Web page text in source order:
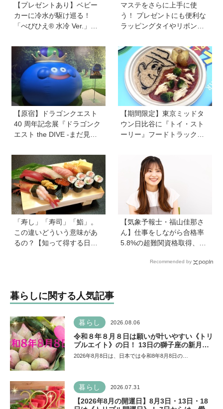
【プレゼントあり】ベビー
カーに冷水が駆け巡る！
「べびひえ® 水冷 Ver.」で
かけをサポート
マステをさらに上手に使
う！ プレゼントにも便利な
ラッピングタイやリボンが
スパレード／シヤチハタ】
【原宿】ドラゴンクエスト
40 周年記念展『ドラゴンク
エスト the DIVE -まだ見ぬ
カドに登場！ VR体験からコ
ラボグルメ、限定グッズま
で親子で楽しめる注目イベ
ント
【期間限定】東京ミッドタ
ウン日比谷に『トイ・スト
ーリー』フードトラックが
ろをチェックしてきました
「寿し」「寿司」「鮨」。
この違いどういう意味があ
るの？【知って得する日本
【気象予報士・福山佳那さ
ん】仕事をしながら合格率
5.8%の超難関資格取得、さ
できる場所」をつくってく
Recommended by
暮らしに関する人気記事
暮らし 2026.08.06
令和８年８月８日は願いが叶いやすい《トリ
プルエイト》の日！ 13日の獅子座の新月＆
皆既日食の影響にも注目
2026年8月8日は、日本では令和8年8月8日の…
暮らし 2026.07.31
【2026年8月の開運日】8月3日・13日・18